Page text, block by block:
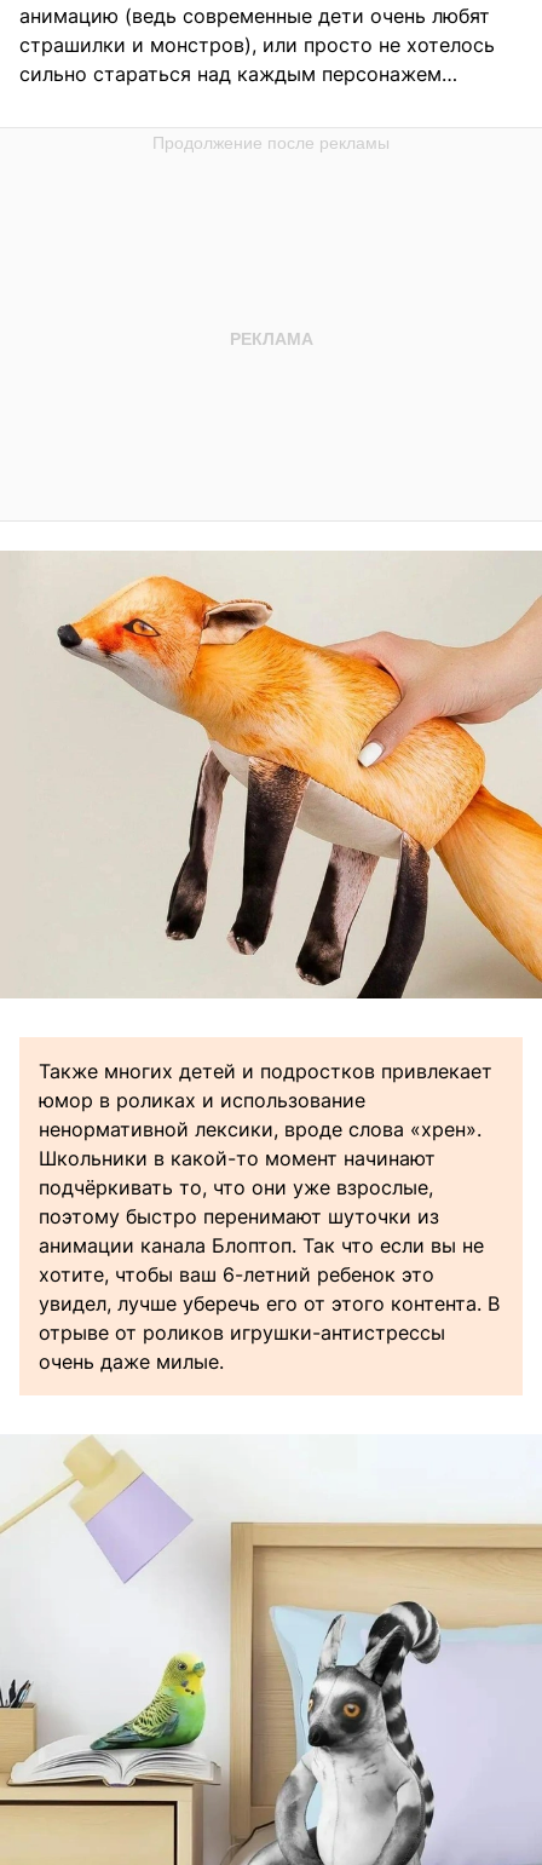
анимацию (ведь современные дети очень любят
страшилки и монстров), или просто не хотелось
сильно стараться над каждым персонажем…
Также многих детей и подростков привлекает
юмор в роликах и использование
ненормативной лексики, вроде слова «хрен».
Школьники в какой-то момент начинают
подчёркивать то, что они уже взрослые,
поэтому быстро перенимают шуточки из
анимации канала Блоптоп. Так что если вы не
хотите, чтобы ваш 6-летний ребенок это
увидел, лучше уберечь его от этого контента. В
отрыве от роликов игрушки-антистрессы
очень даже милые.